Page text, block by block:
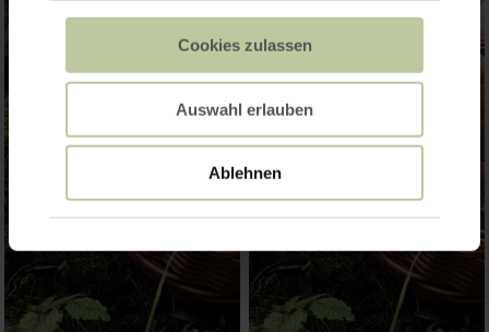
Cookies zulassen
Auswahl erlauben
Ablehnen